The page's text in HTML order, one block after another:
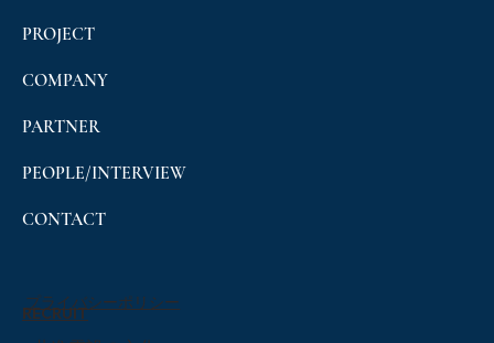
PROJECT
COMPANY
PARTNER
PEOPLE/INTERVIEW
CONTACT
プライバシーポリシー
RECRUIT